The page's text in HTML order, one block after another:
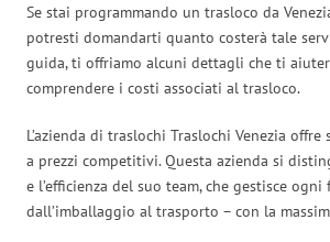
Se stai programmando un trasloco da
potresti domandarti quanto costerà tale
guida, ti offriamo alcuni dettagli che ti
comprendere i costi associati al trasloco.
L’azienda di traslochi Traslochi Venezia
a prezzi competitivi. Questa azienda si
e l’efficienza del suo team, che gestisce
dall’imballaggio al trasporto – con la